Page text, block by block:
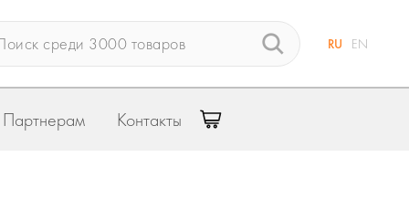
RU EN
Партнерам Контакты